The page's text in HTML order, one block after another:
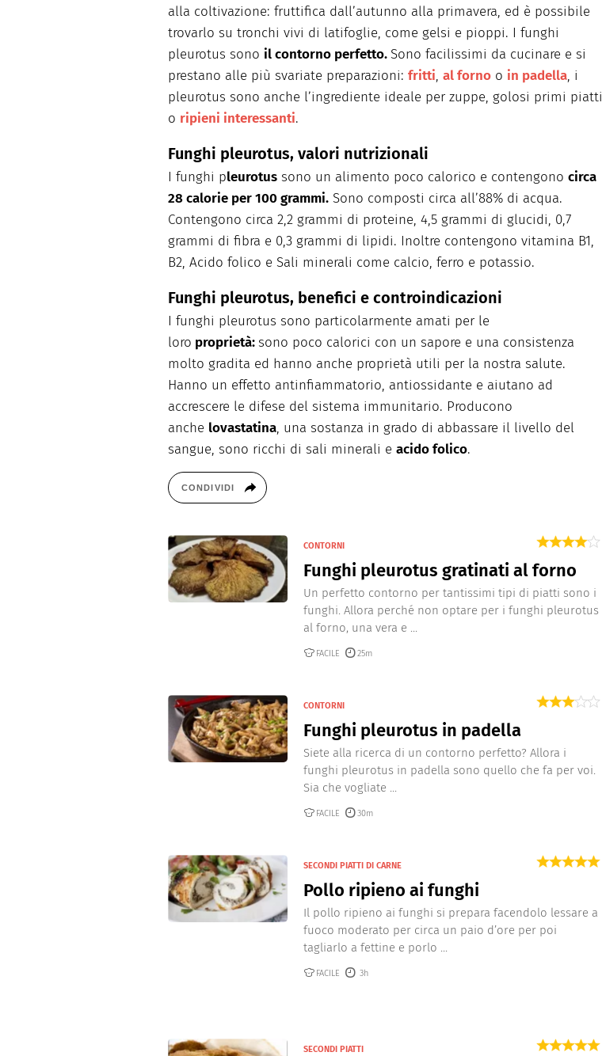
alla coltivazione: fruttifica dall’autunno alla primavera, ed è possibile
trovarlo su tronchi vivi di latifoglie, come gelsi e pioppi. I funghi
pleurotus sono il contorno perfetto.Sono facilissimi da cucinare e si
prestano alle più svariate preparazioni: fritti, al forno o in padella, i
pleurotus sono anche l’ingrediente ideale per zuppe, golosi primi piatti
o ripieni interessanti.
Funghi pleurotus, valori nutrizionali
I funghi pleurotus sono un alimento poco calorico e contengono circa
28 calorie per 100 grammi. Sono composti circa all’88% di acqua.
Contengono circa 2,2 grammi di proteine, 4,5 grammi di glucidi, 0,7
grammi di fibra e 0,3 grammi di lipidi. Inoltre contengono vitamina B1,
B2, Acido folico e Sali minerali come calcio, ferro e potassio.
Funghi pleurotus, benefici e controindicazioni
I funghi pleurotus sono particolarmente amati per le
loro proprietà:sono poco calorici con un sapore e una consistenza
molto gradita ed hanno anche proprietà utili per la nostra salute.
Hanno un effetto antinfiammatorio, antiossidante e aiutano ad
accrescere le difese del sistema immunitario. Producono
anche lovastatina, una sostanza in grado di abbassare il livello del
sangue, sono ricchi di sali minerali e acido folico.
CONDIVIDI
CONTORNI
Funghi pleurotus gratinati al forno
Un perfetto contorno per tantissimi tipi di piatti sono i
funghi. Allora perché non optare per i funghi pleurotus
al forno, una vera e ...
FACILE 25m
CONTORNI
Funghi pleurotus in padella
Siete alla ricerca di un contorno perfetto? Allora i
funghi pleurotus in padella sono quello che fa per voi.
Sia che vogliate ...
FACILE 30m
SECONDI PIATTI DI CARNE
Pollo ripieno ai funghi
Il pollo ripieno ai funghi si prepara facendolo lessare a
fuoco moderato per circa un paio d’ore per poi
tagliarlo a fettine e porlo ...
FACILE 3h
SECONDI PIATTI